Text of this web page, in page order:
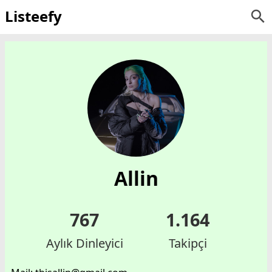
Listeefy
Allin
767
Aylık Dinleyici
1.164
Takipçi